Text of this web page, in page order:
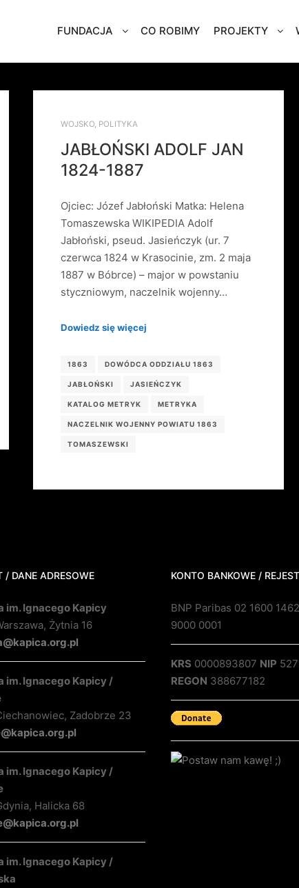
FUNDACJA CO ROBIMY PROJEKTY
WOJSKO, POLITYKA
JABŁOŃSKI ADOLF JAN
1824-1887
Ojciec: Józef Jabłoński Matka: Helena
Tomaszewska WIKIPEDIA Adolf
Jabłoński, pseud. Jasieńczyk (ur. 7
czerwca 1824 w Krasocinie, zm. 2 maja
1887 w Bóbrce) – major w powstaniu
styczniowym, naczelnik wojenny…
Dowiedz się więcej
1863 DOWÓDCA ODDZIAŁU 1863
JABŁOŃSKI JASIEŃCZYK
KATALOG METRYK METRYKA
NACZELNIK WOJENNY POWIATU 1863
TOMASZEWSKI
/ DANE ADRESOWE
im. Ignacego Kapicy
Żytnia 16
im. Ignacego Kapicy /
Zadobrze 23
im. Ignacego Kapicy /
Halicka 68
im. Ignacego Kapicy /
KONTO BANKOWE /
BNP Paribas 02 1600
9000 0001
KRS 0000893807 NIP
REGON 388677182